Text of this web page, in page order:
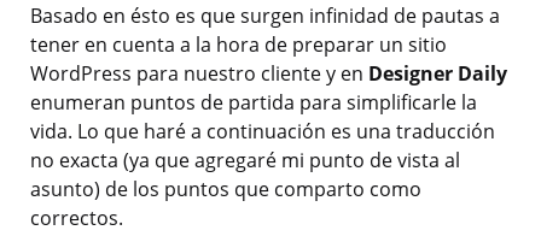
Basado en ésto es que surgen infinidad de pautas a
tener en cuenta a la hora de preparar un sitio
WordPress para nuestro cliente y en Designer Daily
enumeran puntos de partida para simplificarle la
vida. Lo que haré a continuación es una traducción
no exacta (ya que agregaré mi punto de vista al
asunto) de los puntos que comparto como
correctos.